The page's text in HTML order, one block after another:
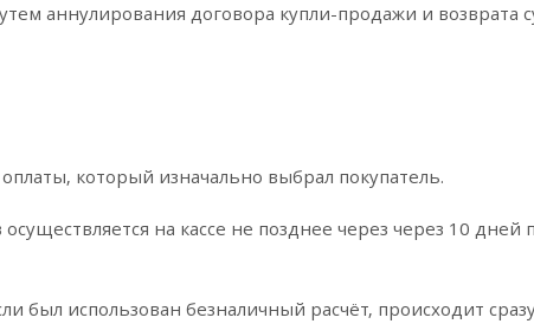
аннулирования договора купли-продажи и возврата
который изначально выбрал покупатель.
на кассе не позднее через через 10 дней
был использован безналичный расчёт, происходит